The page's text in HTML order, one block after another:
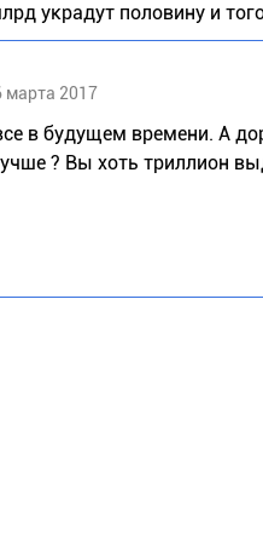
украдут половину и
марта 2017
в будущем времени. А
? Вы хоть триллион